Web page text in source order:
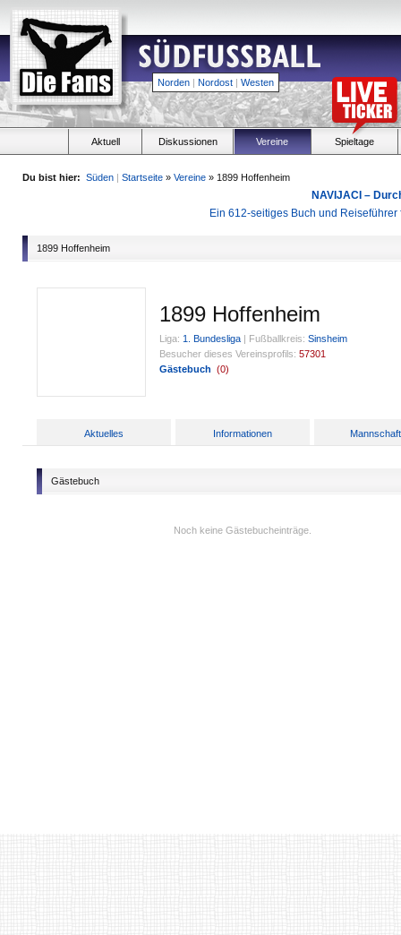
Norden | Nordost | Westen
Aktuell Diskussionen Vereine Spieltage
Du bist hier: Süden | Startseite » Vereine » 1899 Hoffenheim
NAVIJACI –
Ein 612-seitiges Buch und
1899 Hoffenheim
1899 Hoffenheim
Liga: 1. Bundesliga | Fußballkreis: Sinsheim
Besucher dieses Vereinsprofils: 57301
Gästebuch (0)
Aktuelles Informationen
Gästebuch
Noch keine Gästebucheinträge.